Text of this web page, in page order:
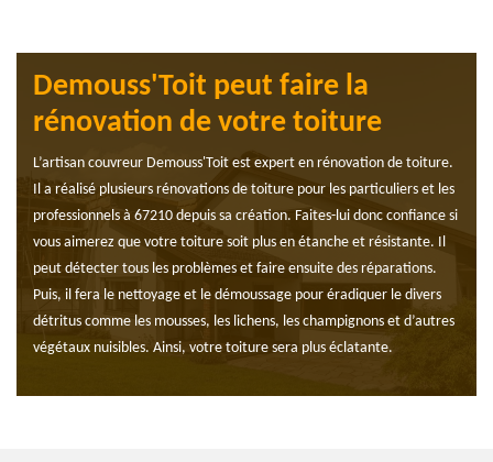
Demouss'Toit peut faire la
rénovation de votre toiture
L’artisan couvreur Demouss'Toit est expert en rénovation de toiture.
Il a réalisé plusieurs rénovations de toiture pour les particuliers et les
professionnels à 67210 depuis sa création. Faites-lui donc confiance si
vous aimerez que votre toiture soit plus en étanche et résistante. Il
peut détecter tous les problèmes et faire ensuite des réparations.
Puis, il fera le nettoyage et le démoussage pour éradiquer le divers
détritus comme les mousses, les lichens, les champignons et d’autres
végétaux nuisibles. Ainsi, votre toiture sera plus éclatante.